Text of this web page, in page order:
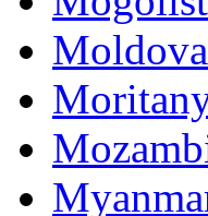
Moldova